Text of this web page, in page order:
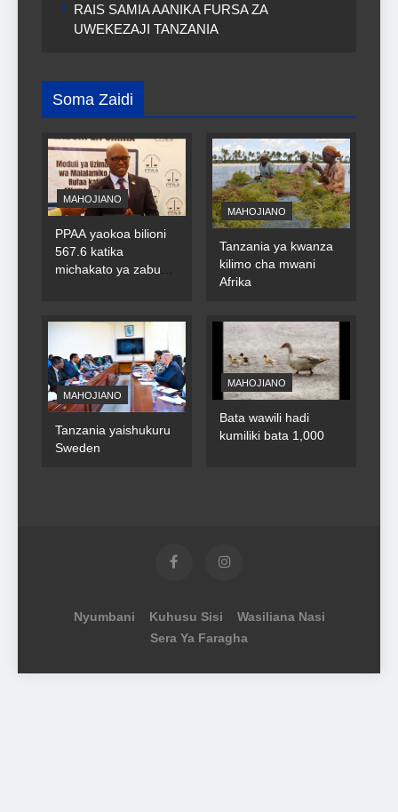
RAIS SAMIA AANIKA FURSA ZA
UWEKEZAJI TANZANIA
Soma Zaidi
MAHOJIANO
PPAA yaokoa bilioni
567.6 katika
michakato ya zabuni
MAHOJIANO
Tanzania ya kwanza
kilimo cha mwani
Afrika
MAHOJIANO
Tanzania yaishukuru
Sweden
MAHOJIANO
Bata wawili hadi
kumiliki bata 1,000
Nyumbani Kuhusu Sisi
Wasiliana Nasi
Sera Ya Faragha